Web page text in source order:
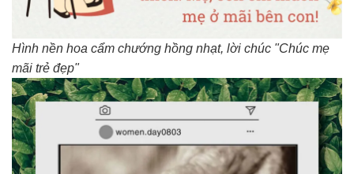
Hình nền hoa cẩm chướng hồng nhạt, lời chúc "Chúc mẹ
mãi trẻ đẹp"